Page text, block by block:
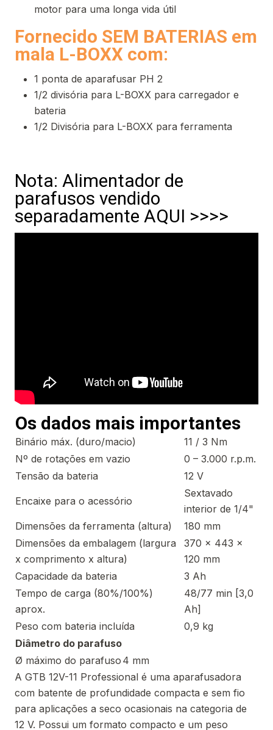
motor para uma longa vida útil
Fornecido SEM BATERIAS em
mala L-BOXX com:
1 ponta de aparafusar PH 2
1/2 divisória para L-BOXX para carregador e
bateria
1/2 Divisória para L-BOXX para ferramenta
Nota: Alimentador de
parafusos vendido
separadamente AQUI >>>>
Os dados mais importantes
Binário máx. (duro/macio)
11 / 3 Nm
Nº de rotações em vazio
0 – 3.000 r.p.m.
Tensão da bateria
12 V
Encaixe para o acessório
Sextavado
interior de 1/4"
Dimensões da ferramenta (altura)
180 mm
Dimensões da embalagem (largura
x comprimento x altura)
370 x 443 x
120 mm
Capacidade da bateria
3 Ah
Tempo de carga (80%/100%)
aprox.
48/77 min [3,0
Ah]
Peso com bateria incluída
0,9 kg
Diâmetro do parafuso
Ø máximo do parafuso 4 mm
A GTB 12V-11 Professional é uma aparafusadora
com batente de profundidade compacta e sem fio
para aplicações a seco ocasionais na categoria de
12 V. Possui um formato compacto e um peso